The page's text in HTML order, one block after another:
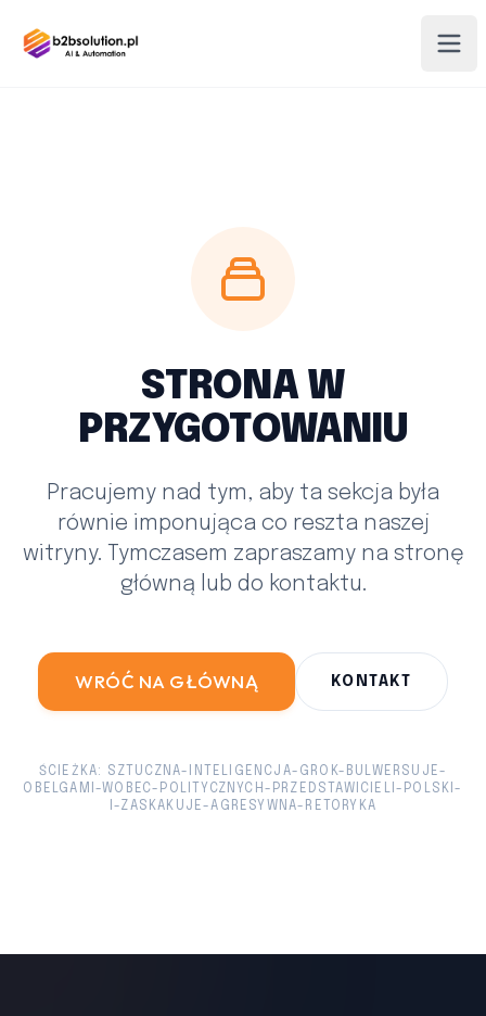
STRONA W
PRZYGOTOWANIU
Pracujemy nad tym, aby ta sekcja była
równie imponująca co reszta naszej
witryny. Tymczasem zapraszamy na stronę
główną lub do kontaktu.
WRÓĆ NA GŁÓWNĄ KONTAKT
ŚCIEŻKA: SZTUCZNA-INTELIGENCJA-GROK-BULWERSUJE-
OBELGAMI-WOBEC-POLITYCZNYCH-PRZEDSTAWICIELI-POLSKI-
I-ZASKAKUJE-AGRESYWNA-RETORYKA